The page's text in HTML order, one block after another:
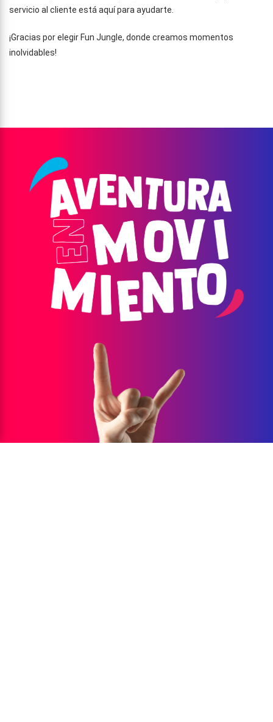
servicio al cliente está aquí para ayudarte.
¡Gracias por elegir Fun Jungle, donde creamos momentos
inolvidables!